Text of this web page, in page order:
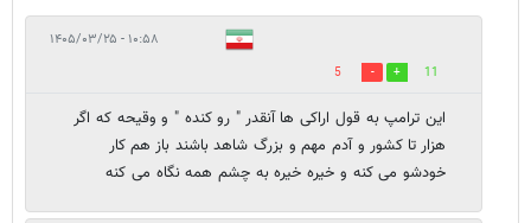
۱۰:۵۸ - ۱۴۰۵/۰۳/۲۵
11
5
این ترامپ به قول اراکی ها آنقدر " رو کنده " و وقیحه که اگر
هزار تا کشور و آدم مهم و بزرگ شاهد باشند باز هم کار
خودشو می کنه و خیره خیره به چشم همه نگاه می کنه